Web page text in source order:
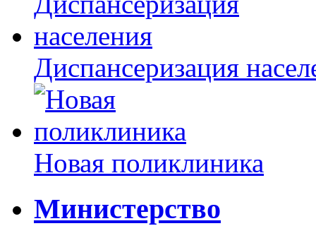
Диспансеризация
Новая поликлиника
Министерство